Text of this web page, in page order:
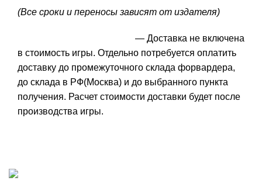
(Все сроки и переносы зависят от издателя)
— Доставка не включена
в стоимость игры. Отдельно потребуется оплатить
доставку до промежуточного склада форвардера,
до склада в РФ(Москва) и до выбранного пункта
получения. Расчет стоимости доставки будет после
производства игры.